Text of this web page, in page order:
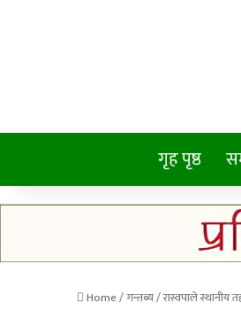
गृह पृष्ठ
Home/गन्तब्य/रास्वपाले स्थानीय